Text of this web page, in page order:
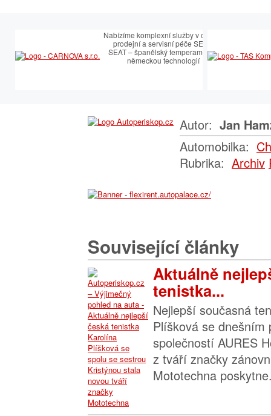
Nabízíme komplexní služby v oblasti
prodejní a servisní péče SEAT.
SEAT – španělský temperament s
německou technologií
Autor: Jan
Automobilka:
Rubrika: Archiv
Související články
Aktuálně
tenistka...
Nejlepší současná
Plíšková se dnešním
společností AURES
z tváří značky
Mototechna